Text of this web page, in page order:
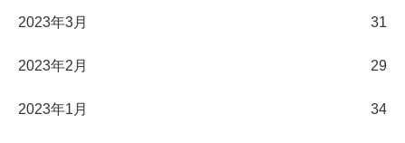
2023年3月 31
2023年2月 29
2023年1月 34